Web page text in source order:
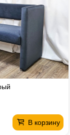
В корзину